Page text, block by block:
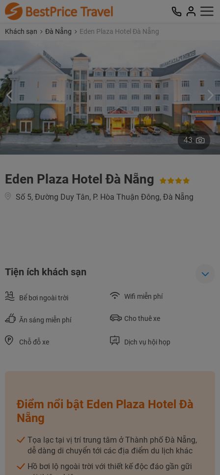
Khách sạn Đà Nẵng Eden Plaza Hotel Đà Nẵng
43
Eden Plaza Hotel Đà Nẵng
Số 5, Đường Duy Tân, P. Hòa Thuận Đông, Đà Nẵng
Tiện ích khách sạn
Bể bơi ngoài trời Wifi miễn phí
Ăn sáng miễn phí Cho thuê xe
Chỗ đỗ xe Dịch vụ hội họp
Điểm nổi bật Eden Plaza Hotel Đà
Nẵng
Tọa lạc tại vị trí trung tâm ở Thành phố Đà Nẵng,
dễ dàng di chuyển tới các địa điểm du lịch khác
Hồ bơi lộ ngoài trời với thiết kế độc đáo gần gữi
TƯ VẤN NGAY